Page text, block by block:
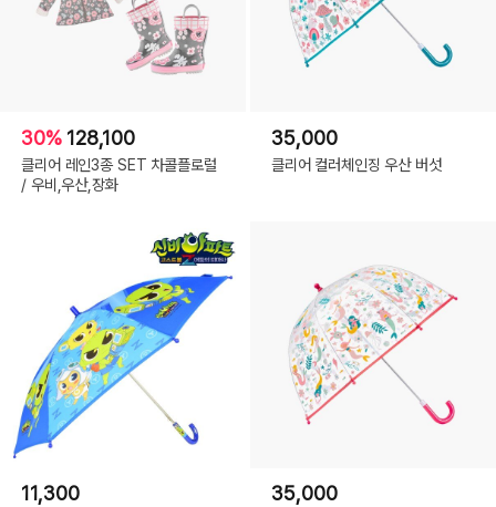
30% 128,100
클리어 레인3종 SET 차콜플로럴
/ 우비,우산,장화
35,000
클리어 컬러체인징 우산 버섯
11,300 35,000